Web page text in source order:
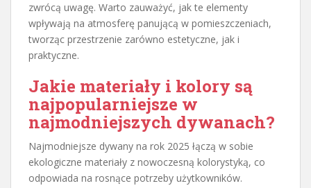
zwrócą uwagę. Warto zauważyć, jak te elementy
wpływają na atmosferę panującą w pomieszczeniach,
tworząc przestrzenie zarówno estetyczne, jak i
praktyczne.
Jakie materiały i kolory są
najpopularniejsze w
najmodniejszych dywanach?
Najmodniejsze dywany na rok 2025 łączą w sobie
ekologiczne materiały z nowoczesną kolorystyką, co
odpowiada na rosnące potrzeby użytkowników.